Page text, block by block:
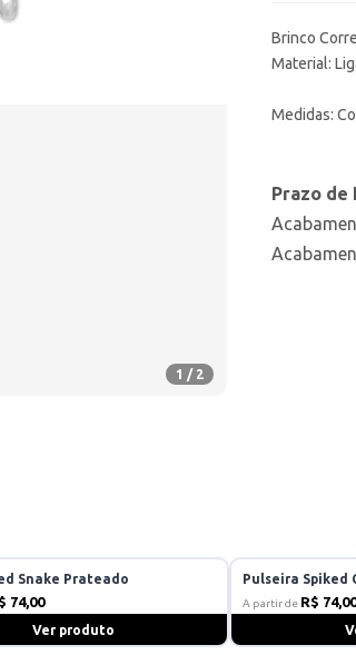
1 / 2
Brinco
Material:
Medidas:
Prazo de
Snake Prateado
74,00
Ver produto
Pulseira Spiked
A partir de R$ 74,00